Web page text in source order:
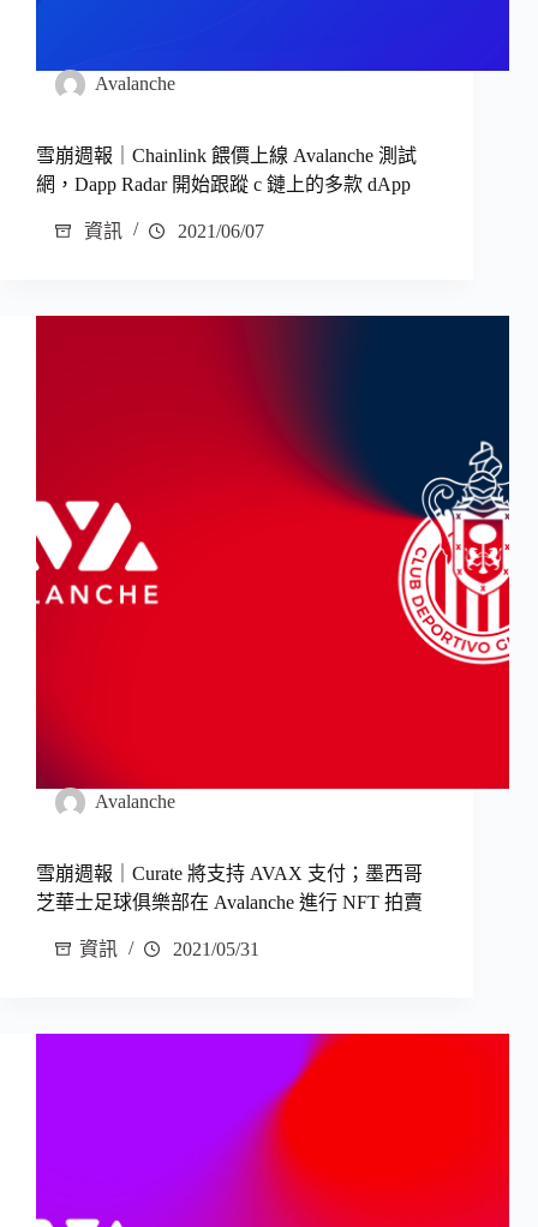
Avalanche
雪崩週報｜Chainlink 餵價上線 Avalanche 測試
網，Dapp Radar 開始跟蹤 c 鏈上的多款 dApp
資訊 2021/06/07
Avalanche
雪崩週報｜Curate 將支持 AVAX 支付；墨西哥
芝華士足球俱樂部在 Avalanche 進行 NFT 拍賣
資訊 2021/05/31